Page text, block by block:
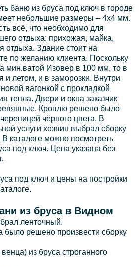
баню из бруса под ключ в городе
небольшие размеры – 4х4 мм.
всё, что необходимо для
отдыха: прихожая, майка,
отдыха. Здание стоит на
по желанию клиента. Поскольку
мин.ватой Изовер в 100 мм, то в
и летом, и в заморозки. Внутри
вагонкой с прокладкой
тепла. Двери и окна заказчик
Кровлю решено было
чёрного цвета. В
услуги хозяин выбрал сборку
каталоге можно посмотреть
под ключ. Цена указана без
под ключ и цены на постройки
из бруса в Видном
ленточный.
было решено произвести сборку
из бруса строганного